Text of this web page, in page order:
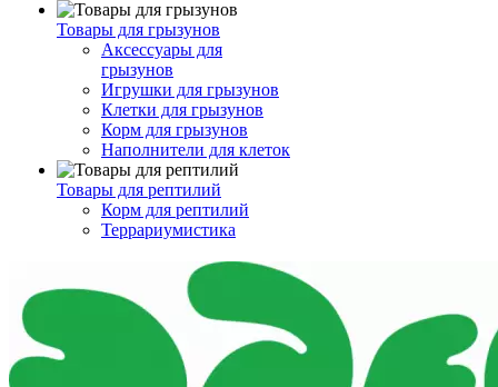
Товары для грызунов
Аксессуары для
грызунов
Игрушки для грызунов
Клетки для грызунов
Корм для грызунов
Наполнители для клеток
Товары для рептилий
Корм для рептилий
Террариумистика